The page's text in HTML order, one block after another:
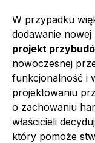
W przypadku
dodawanie
projekt
nowoczesnej
funkcjonalność i
projektowaniu
o zachowaniu
właścicieli
który pomoże